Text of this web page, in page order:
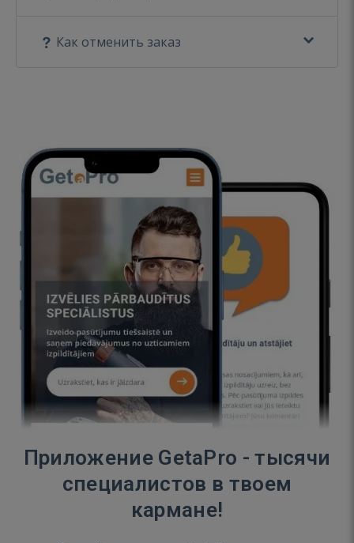
Как отменить заказ
Приложение GetaPro - тысячи
специалистов в твоем
кармане!